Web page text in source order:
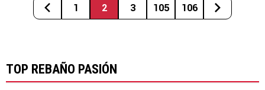
1 2 3 105 106
TOP REBAÑO PASIÓN